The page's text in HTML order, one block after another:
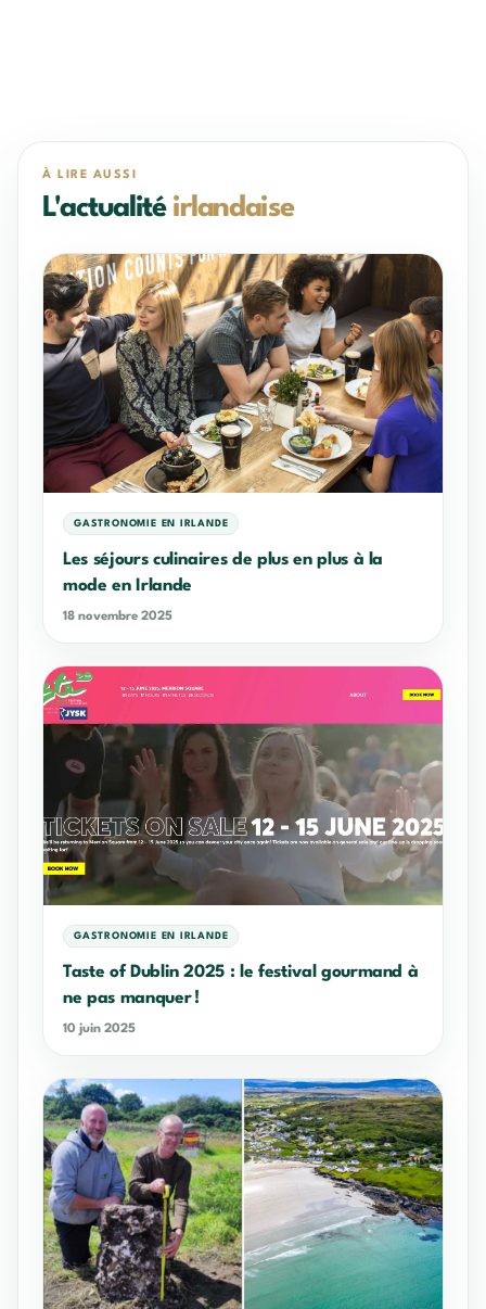
À LIRE AUSSI
L'actualité irlandaise
GASTRONOMIE EN IRLANDE
Les séjours culinaires de plus en plus à la
mode en Irlande
18 novembre 2025
GASTRONOMIE EN IRLANDE
Taste of Dublin 2025 : le festival gourmand à
ne pas manquer !
10 juin 2025